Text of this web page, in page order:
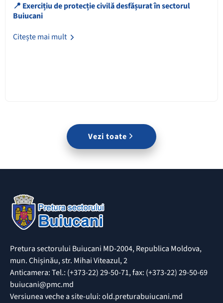
📍 Exercițiu de protecție civilă desfășurat în sectorul
Buiucani
Citește mai mult
Vezi toate
Pretura sectorului Buiucani MD-2004, Republica Moldova,
mun. Chișinău, str. Mihai Viteazul, 2
Anticamera: Tel.: (+373-22) 29-50-71, fax: (+373-22) 29-50-69
buiucani@pmc.md
Versiunea veche a site-ului: old.preturabuiucani.md